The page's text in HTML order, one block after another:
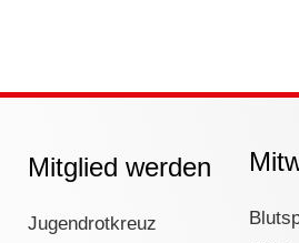
Mitglied werden
Jugendrotkreuz